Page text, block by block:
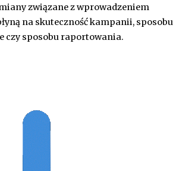
związane z wprowadzeniem
na skuteczność kampanii, sposobu
czy sposobu raportowania.